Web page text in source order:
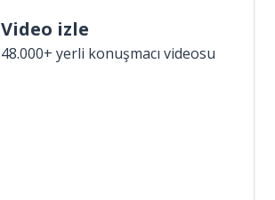
Video izle
48.000+ yerli konuşmacı videosu